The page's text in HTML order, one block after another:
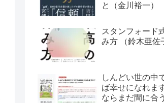
と（金川裕一）
スタンフォード
み方 （鈴木亜佐
しんどい世の中
ば幸せになれま
ならまだ間に合